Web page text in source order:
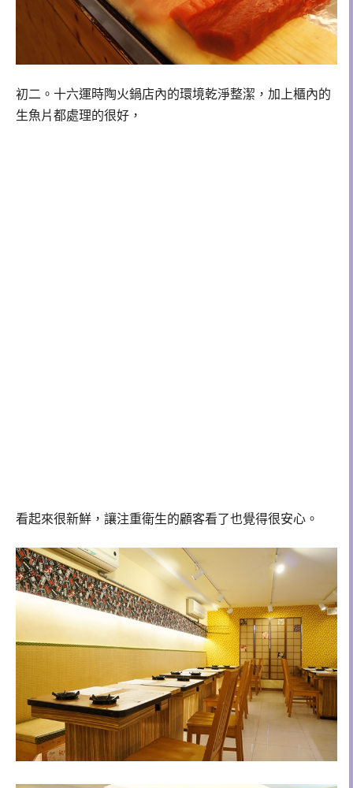
初二。十六運時陶火鍋店內的環境乾淨整潔，加上櫃內的
生魚片都處理的很好，
看起來很新鮮，讓注重衛生的顧客看了也覺得很安心。